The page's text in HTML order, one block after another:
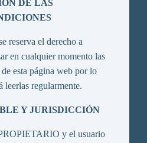
DE LAS
reserva el derecho a
en cualquier momento las
esta página web por lo
leerlas regularmente.
Y JURISDICCIÓN
y el usuario